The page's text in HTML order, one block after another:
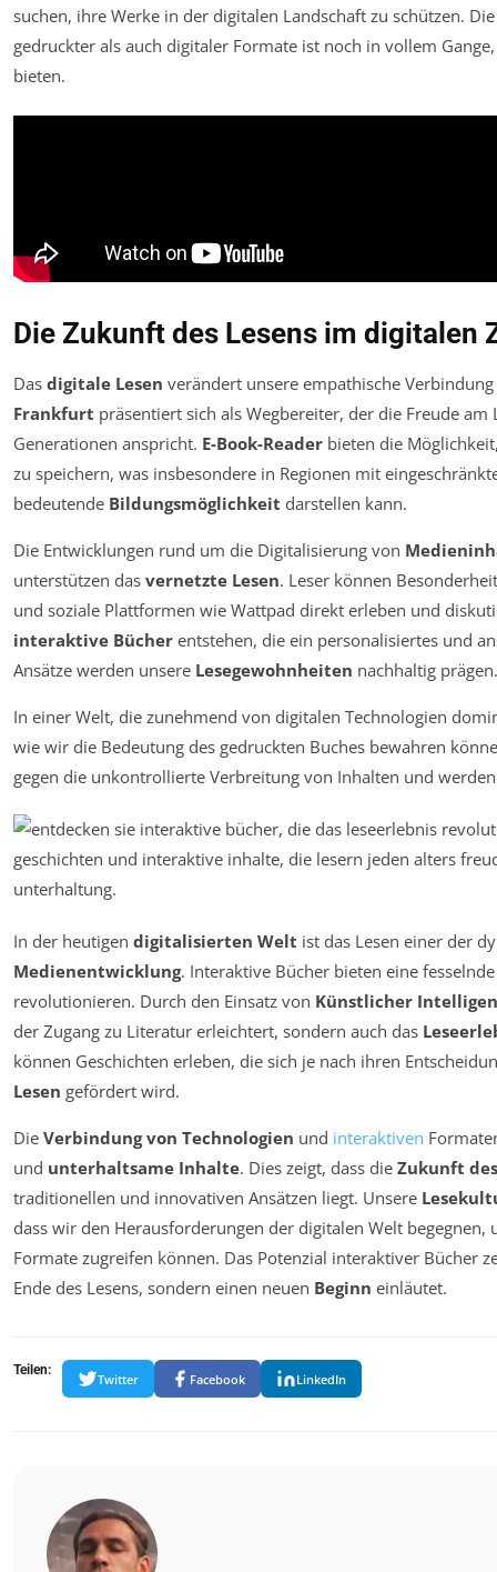
suchen, ihre Werke in der digitalen Landschaft zu schützen.
gedruckter als auch digitaler Formate ist noch in vollem
bieten.
Die Zukunft des Lesens im digitalen
Das digitale Lesen verändert unsere empathische
Frankfurt präsentiert sich als Wegbereiter, der die Freude
Generationen anspricht. E-Book-Reader bieten die
zu speichern, was insbesondere in Regionen mit
bedeutende Bildungsmöglichkeit darstellen kann.
Die Entwicklungen rund um die Digitalisierung von
unterstützen das vernetzte Lesen. Leser können
und soziale Plattformen wie Wattpad direkt erleben und
interaktive Bücher entstehen, die ein personalisiertes und
Ansätze werden unsere Lesegewohnheiten nachhaltig prägen.
In einer Welt, die zunehmend von digitalen Technologien
wie wir die Bedeutung des gedruckten Buches bewahren
gegen die unkontrollierte Verbreitung von Inhalten und
In der heutigen digitalisierten Welt ist das Lesen einer der
Medienentwicklung. Interaktive Bücher bieten eine
revolutionieren. Durch den Einsatz von Künstlicher
der Zugang zu Literatur erleichtert, sondern auch das
können Geschichten erleben, die sich je nach ihren
Lesen gefördert wird.
Die Verbindung von Technologien und interaktiven
und unterhaltsame Inhalte. Dies zeigt, dass die Zukunft
traditionellen und innovativen Ansätzen liegt. Unsere
dass wir den Herausforderungen der digitalen Welt begegnen,
Formate zugreifen können. Das Potenzial interaktiver Bücher
Ende des Lesens, sondern einen neuen Beginn einläutet.
Teilen:
Twitter Facebook LinkedIn